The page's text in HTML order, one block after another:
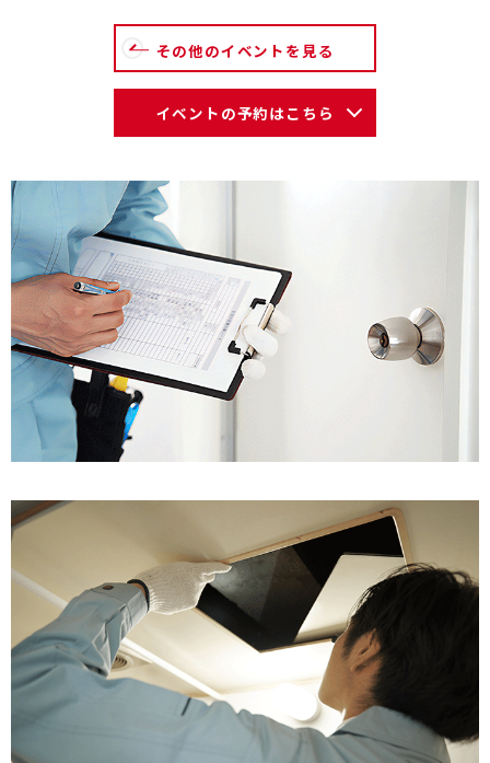
その他のイベントを見る
イベントの予約はこちら